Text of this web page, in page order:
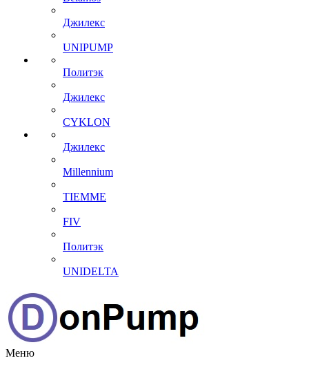
Джилекс
UNIPUMP
Политэк
Джилекс
CYKLON
Джилекс
Millennium
TIEMME
FIV
Политэк
UNIDELTA
Меню